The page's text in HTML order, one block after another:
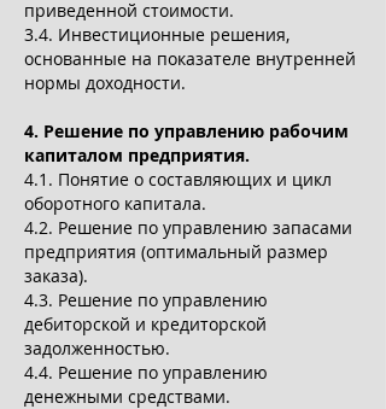
приведенной стоимости.
3.4. Инвестиционные решения,
основанные на показателе внутренней
нормы доходности.
4. Решение по управлению рабочим
капиталом предприятия.
4.1. Понятие о составляющих и цикл
оборотного капитала.
4.2. Решение по управлению запасами
предприятия (оптимальный размер
заказа).
4.3. Решение по управлению
дебиторской и кредиторской
задолженностью.
4.4. Решение по управлению
денежными средствами.